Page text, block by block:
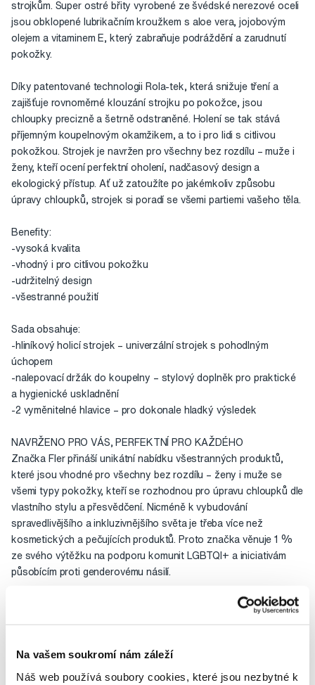
Na vašem soukromí nám záleží
Náš web používá soubory cookies, které jsou nezbytné k
strojkům. Super ostré břity vyrobené ze švédské nerezové oceli
jsou obklopené lubrikačním kroužkem s aloe vera, jojobovým
olejem a vitaminem E, který zabraňuje podráždění a zarudnutí
pokožky.
Díky patentované technologii Rola-tek, která snižuje tření a
zajišťuje rovnoměrné klouzání strojku po pokožce, jsou
chloupky precizně a šetrně odstraněné. Holení se tak stává
příjemným koupelnovým okamžikem, a to i pro lidi s citlivou
pokožkou. Strojek je navržen pro všechny bez rozdílu – muže i
ženy, kteří ocení perfektní oholení, nadčasový design a
ekologický přístup. Ať už zatoužíte po jakémkoliv způsobu
úpravy chloupků, strojek si poradí se všemi partiemi vašeho těla.
Benefity:
-vysoká kvalita
-vhodný i pro citlivou pokožku
-udržitelný design
-všestranné použití
Sada obsahuje:
-hliníkový holicí strojek – univerzální strojek s pohodlným
úchopem
-nalepovací držák do koupelny – stylový doplněk pro praktické
a hygienické uskladnění
-2 vyměnitelné hlavice – pro dokonale hladký výsledek
NAVRŽENO PRO VÁS, PERFEKTNÍ PRO KAŽDÉHO
Značka Fler přináší unikátní nabídku všestranných produktů,
které jsou vhodné pro všechny bez rozdílu – ženy i muže se
všemi typy pokožky, kteří se rozhodnou pro úpravu chloupků dle
vlastního stylu a přesvědčení. Nicméně k vybudování
spravedlivějšího a inkluzivnějšího světa je třeba více než
kosmetických a pečujících produktů. Proto značka věnuje 1 %
ze svého výtěžku na podporu komunit LGBTQI+ a iniciativám
působícím proti genderovému násilí.